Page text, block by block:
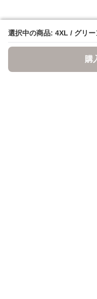
選択中の商品: 4XL / グリー
購
選択中の商品: 4XL / グリー
購